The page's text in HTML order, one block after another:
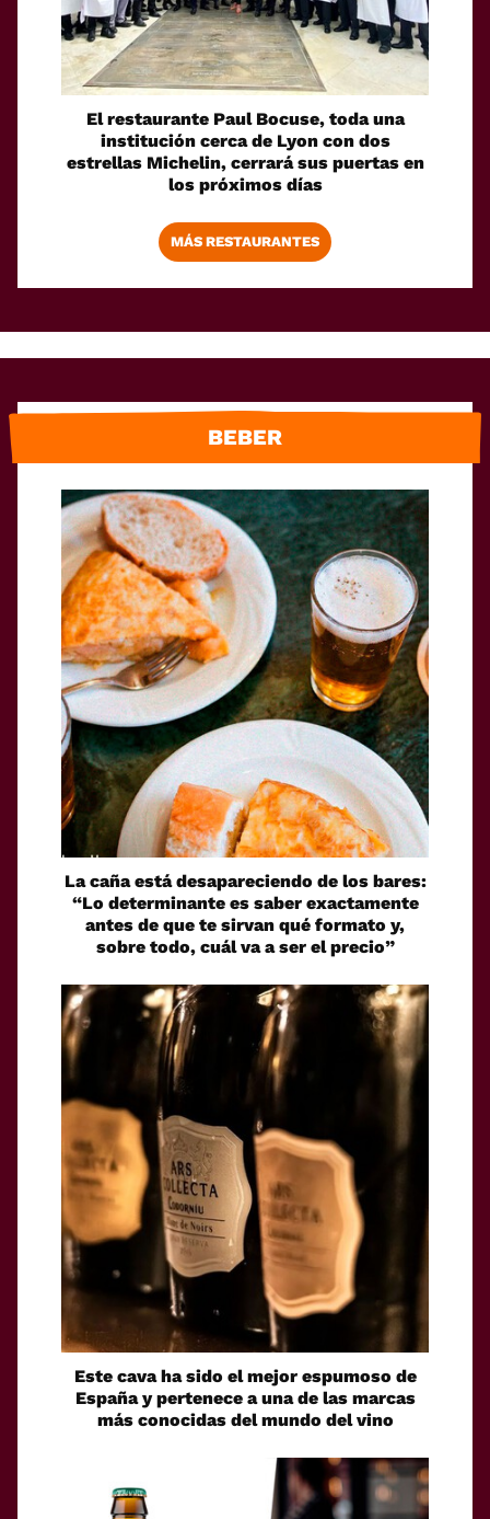
El restaurante Paul Bocuse, toda una
institución cerca de Lyon con dos
estrellas Michelin, cerrará sus puertas en
los próximos días
MÁS RESTAURANTES
BEBER
La caña está desapareciendo de los bares:
“Lo determinante es saber exactamente
antes de que te sirvan qué formato y,
sobre todo, cuál va a ser el precio”
Este cava ha sido el mejor espumoso de
España y pertenece a una de las marcas
más conocidas del mundo del vino